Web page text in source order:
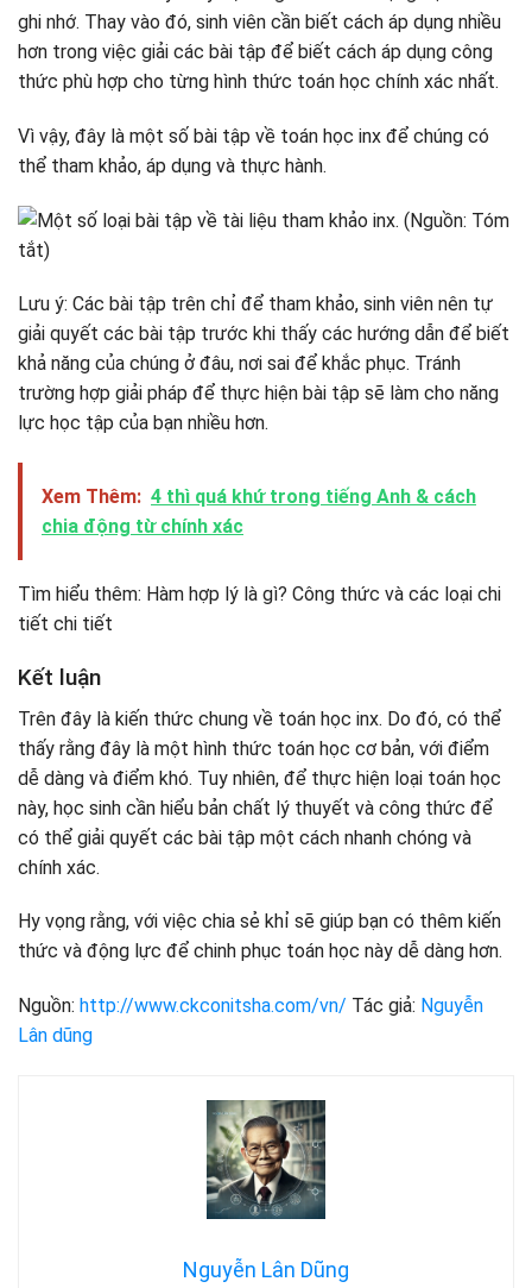
ghi nhớ. Thay vào đó, sinh viên cần biết cách áp dụng nhiều
hơn trong việc giải các bài tập để biết cách áp dụng công
thức phù hợp cho từng hình thức toán học chính xác nhất.
Vì vậy, đây là một số bài tập về toán học inx để chúng có
thể tham khảo, áp dụng và thực hành.
Lưu ý: Các bài tập trên chỉ để tham khảo, sinh viên nên tự
giải quyết các bài tập trước khi thấy các hướng dẫn để biết
khả năng của chúng ở đâu, nơi sai để khắc phục. Tránh
trường hợp giải pháp để thực hiện bài tập sẽ làm cho năng
lực học tập của bạn nhiều hơn.
Xem Thêm: 4 thì quá khứ trong tiếng Anh & cách
chia động từ chính xác
Tìm hiểu thêm: Hàm hợp lý là gì? Công thức và các loại chi
tiết chi tiết
Kết luận
Trên đây là kiến ​​thức chung về toán học inx. Do đó, có thể
thấy rằng đây là một hình thức toán học cơ bản, với điểm
dễ dàng và điểm khó. Tuy nhiên, để thực hiện loại toán học
này, học sinh cần hiểu bản chất lý thuyết và công thức để
có thể giải quyết các bài tập một cách nhanh chóng và
chính xác.
Hy vọng rằng, với việc chia sẻ khỉ sẽ giúp bạn có thêm kiến ​​
thức và động lực để chinh phục toán học này dễ dàng hơn.
Nguồn: http://www.ckconitsha.com/vn/ Tác giả: Nguyễn
Lân dũng
Nguyễn Lân Dũng